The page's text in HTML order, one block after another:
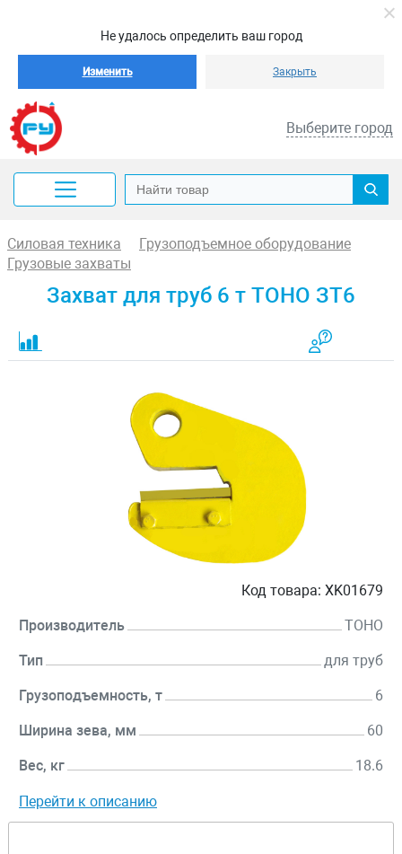
Не удалось определить ваш город
Изменить Закрыть
Выберите город
Силовая техника
Грузоподъемное оборудование
Грузовые захваты
Захват для труб 6 т TOHO ЗТ6
Код товара: XK01679
Производитель TOHO
Тип для труб
Грузоподъемность, т 6
Ширина зева, мм 60
Вес, кг 18.6
Перейти к описанию